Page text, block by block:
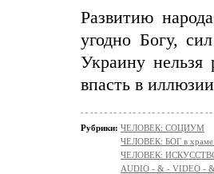
Развитию
угодно Богу,
Украину нельзя
впасть в
Рубрики: ЧЕЛОВЕК: СОЦИУМ
ЧЕЛОВЕК: БОГ в
ЧЕЛОВЕК:
AUDIO - & - VIDEO -